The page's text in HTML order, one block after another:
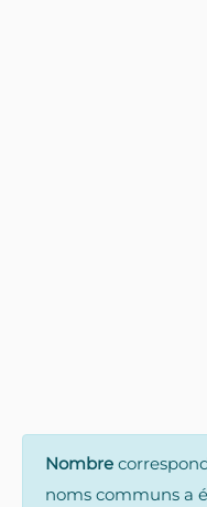
Nombre
noms communs a